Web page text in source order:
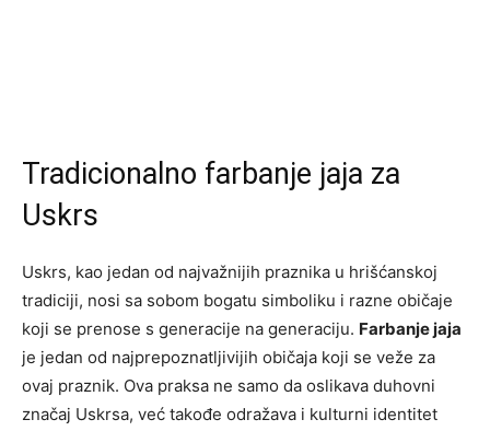
Tradicionalno farbanje jaja za
Uskrs
Uskrs, kao jedan od najvažnijih praznika u hrišćanskoj
tradiciji, nosi sa sobom bogatu simboliku i razne običaje
koji se prenose s generacije na generaciju. Farbanje jaja
je jedan od najprepoznatljivijih običaja koji se veže za
ovaj praznik. Ova praksa ne samo da oslikava duhovni
značaj Uskrsa, već takođe odražava i kulturni identitet